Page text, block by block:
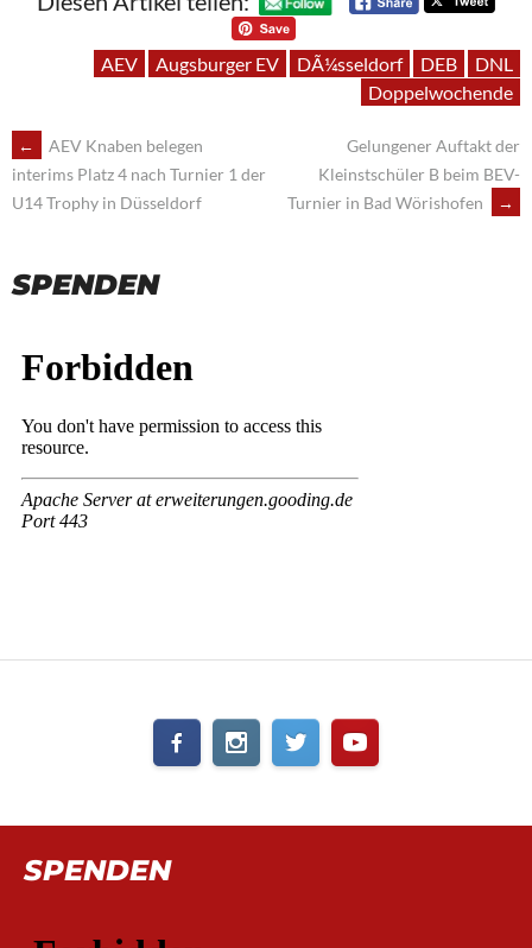
AEV Augsburger EV DÃ¼sseldorf DEB
DNL
Doppelwochende
POST
NAVIGATION
←
AEV Knaben belegen
interims Platz 4 nach Turnier 1 der
U14 Trophy in Düsseldorf
Gelungener Auftakt der
Kleinstschüler B beim BEV-
Turnier in Bad Wörishofen
→
SPENDEN
SPENDEN